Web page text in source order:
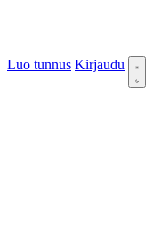
Luo tunnus Kirjaudu